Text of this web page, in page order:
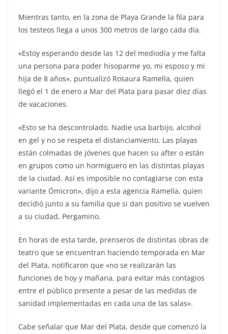
Mientras tanto, en la zona de Playa Grande la fila para
los testeos llega a unos 300 metros de largo cada día.
«Estoy esperando desde las 12 del mediodía y me falta
una persona para poder hisoparme yo, mi esposo y mi
hija de 8 años», puntualizó Rosaura Ramella, quien
llegó el 1 de enero a Mar del Plata para pasar diez días
de vacaciones.
«Esto se ha descontrolado. Nadie usa barbijo, alcohol
en gel y no se respeta el distanciamiento. Las playas
están colmadas de jóvenes que hacen su after o están
en grupos como un hormiguero en las distintas playas
de la ciudad. Así es imposible no contagiarse con esta
variante Ómicron», dijo a esta agencia Ramella, quien
decidió junto a su familia que si dan positivo se vuelven
a su ciudad, Pergamino.
En horas de esta tarde, prenseros de distintas obras de
teatro que se encuentran haciendo temporada en Mar
del Plata, notificaron que «no se realizarán las
funciones de hoy y mañana, para evitar más contagios
entre el público presente a pesar de las medidas de
sanidad implementadas en cada una de las salas».
Cabe señalar que Mar del Plata, desde que comenzó la